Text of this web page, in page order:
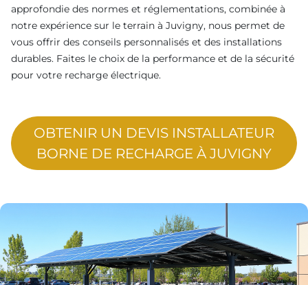
approfondie des normes et réglementations, combinée à
notre expérience sur le terrain à Juvigny, nous permet de
vous offrir des conseils personnalisés et des installations
durables. Faites le choix de la performance et de la sécurité
pour votre recharge électrique.
OBTENIR UN DEVIS INSTALLATEUR
BORNE DE RECHARGE À JUVIGNY